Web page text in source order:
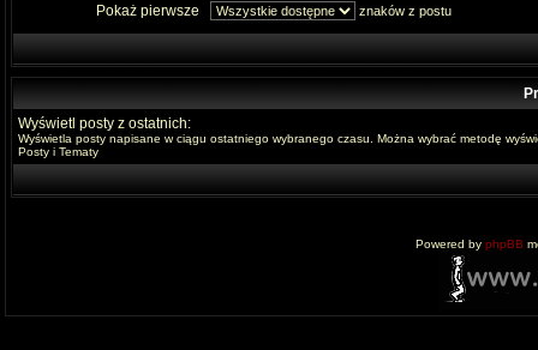
Pokaż pierwsze znaków z postu
Wyświetl posty z ostatnich:
Wyświetla posty napisane w ciągu ostatniego wybranego czasu. Można wybrać metodę
Posty i Tematy
Powered by phpBB